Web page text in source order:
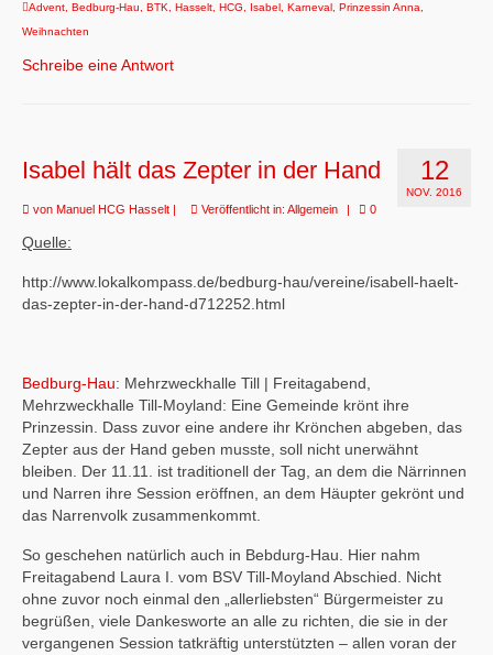
Advent Bedburg-Hau BTK Hasselt HCG Isabel Karneval Prinzessin Anna
Weihnachten
Schreibe eine Antwort
12
NOV. 2016
Isabel hält das Zepter in der Hand
von Manuel HCG Hasselt | Veröffentlicht in: Allgemein | 0
Quelle:
http://www.lokalkompass.de/bedburg-hau/vereine/isabell-haelt-
das-zepter-in-der-hand-d712252.html
Bedburg-Hau: Mehrzweckhalle Till | Freitagabend,
Mehrzweckhalle Till-Moyland: Eine Gemeinde krönt ihre
Prinzessin. Dass zuvor eine andere ihr Krönchen abgeben, das
Zepter aus der Hand geben musste, soll nicht unerwähnt
bleiben. Der 11.11. ist traditionell der Tag, an dem die Närrinnen
und Narren ihre Session eröffnen, an dem Häupter gekrönt und
das Narrenvolk zusammenkommt.
So geschehen natürlich auch in Bebdurg-Hau. Hier nahm
Freitagabend Laura I. vom BSV Till-Moyland Abschied. Nicht
ohne zuvor noch einmal den „allerliebsten“ Bürgermeister zu
begrüßen, viele Dankesworte an alle zu richten, die sie in der
vergangenen Session tatkräftig unterstützten – allen voran der